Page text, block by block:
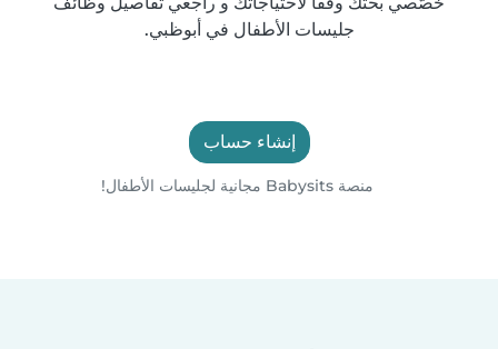
جليسات الأطفال في أبوظبي.
إنشاء حساب
منصة Babysits مجانية لجليسات الأطفال!